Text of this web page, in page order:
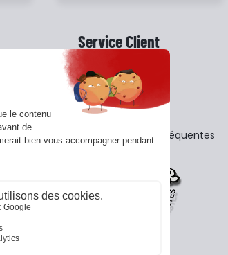
Service Client
Garantie 3 ans
CGV
FAQ - Questions Fréquentes